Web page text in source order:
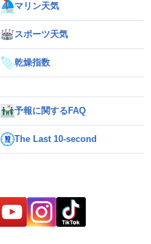
マリン天気
スポーツ天気
乾燥指数
予報に関するFAQ
The Last 10-second